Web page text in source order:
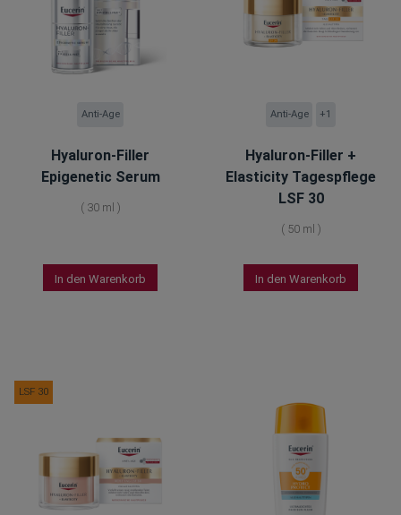
Anti-Age
Hyaluron-Filler
Epigenetic Serum
( 30 ml )
In den Warenkorb
Anti-Age +1
Hyaluron-Filler +
Elasticity Tagespflege
LSF 30
( 50 ml )
In den Warenkorb